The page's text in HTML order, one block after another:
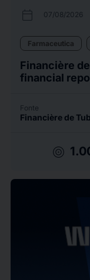
calendar_today 07/08/2026
Farmaceutica
Financière
financial
Fonte
Financière de
target